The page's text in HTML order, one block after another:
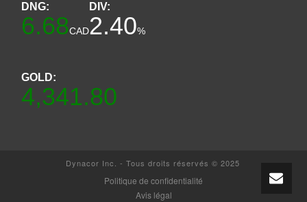
DNG:
6.68CAD
DIV:
2.40%
GOLD:
4,341.80
Dynacor Inc. - Tous droits réservés © 2025
Politique de confidentialité
Avis légal